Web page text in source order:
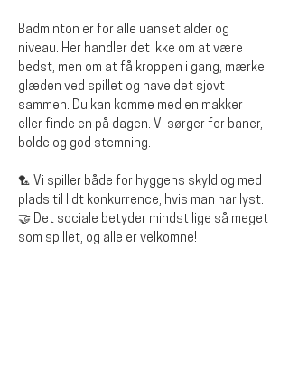
Badminton er for alle uanset alder og
niveau. Her handler det ikke om at være
bedst, men om at få kroppen i gang, mærke
glæden ved spillet og have det sjovt
sammen. Du kan komme med en makker
eller finde en på dagen. Vi sørger for baner,
bolde og god stemning.
🏸 Vi spiller både for hyggens skyld og med
plads til lidt konkurrence, hvis man har lyst.
🤝 Det sociale betyder mindst lige så meget
som spillet, og alle er velkomne!